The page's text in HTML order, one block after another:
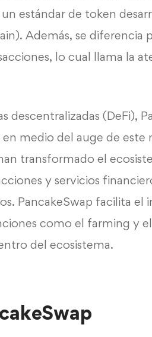
estándar de token
Además, se diferencia
lo cual llama la
descentralizadas (DeFi),
medio del auge de este
transformado el
y servicios
PancakeSwap facilita el
como el farming y
del ecosistema.